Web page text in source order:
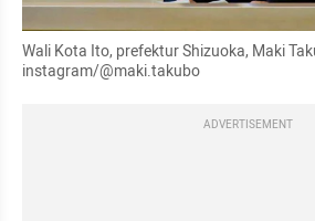
Wali Kota Ito, prefektur Shizuoka, Maki
instagram/@maki.takubo
ADVERTISEMENT